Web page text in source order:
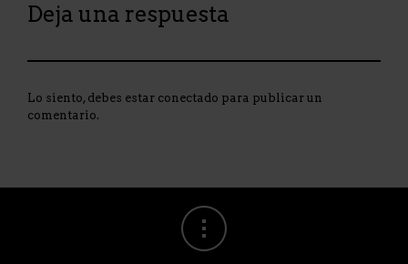
Deja una respuesta
Lo siento, debes estar conectado para publicar un
comentario.